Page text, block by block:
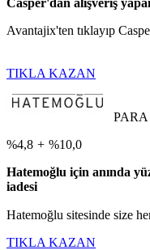
Casper'dan alışveriş
Avantajix'ten tıklayıp
TIKLA KAZAN
%4,8 + %10,0
Hatemoğlu için anında
iadesi
Hatemoğlu sitesinde size
TIKLA KAZAN